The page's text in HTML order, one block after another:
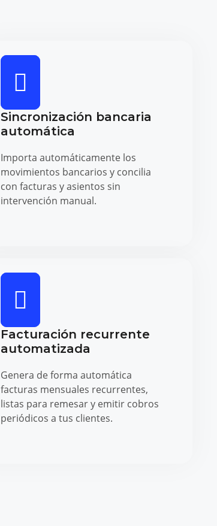
Sincronización bancaria
automática
Importa automáticamente los
movimientos bancarios y concilia
con facturas y asientos sin
intervención manual.
Facturación recurrente
automatizada
Genera de forma automática
facturas mensuales recurrentes,
listas para remesar y emitir cobros
periódicos a tus clientes.